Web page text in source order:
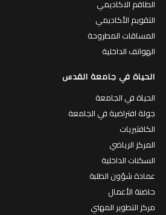
الطاقم الاكاديمي
التقويم الأكاديمي
المساقات المطروحة
الهواتف الداخلية
الحياة في جامعة القدس
الحياة في الجامعة
جولة افتراضية في الجامعة
الكافتيريات
المركز الرياضي
السكنات الداخلية
عمادة شؤون الطلبة
حاضنة الأعمال
مركز التطوير المهني